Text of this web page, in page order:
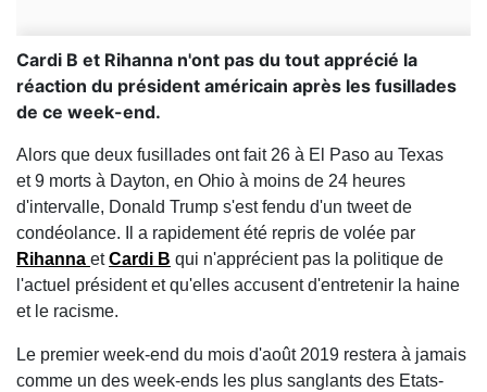
Cardi B et Rihanna n'ont pas du tout apprécié la
réaction du président américain après les fusillades
de ce week-end.
Alors que deux fusillades ont fait 26 à El Paso au Texas
et 9 morts à Dayton, en Ohio à moins de 24 heures
d'intervalle, Donald Trump s'est fendu d'un tweet de
condéolance. Il a rapidement été repris de volée par
Rihanna etCardi B qui n'apprécient pas la politique de
l'actuel président et qu'elles accusent d'entretenir la haine
et le racisme.
Le premier week-end du mois d'août 2019 restera à jamais
comme un des week-ends les plus sanglants des Etats-